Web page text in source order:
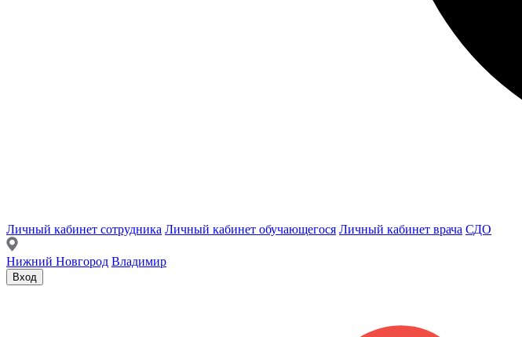
Личный кабинет сотрудника Личный кабинет обучающегося Личный кабинет врача СДО
Нижний Новгород Владимир
Вход